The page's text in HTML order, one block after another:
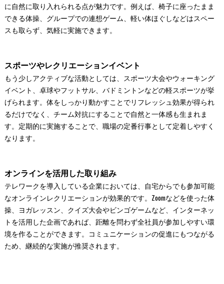
に自然に取り入れられる点が魅力です。例えば、椅子に座ったまま
できる体操、グループでの連想ゲーム、軽い体ほぐしなどはスペー
スも取らず、気軽に実施できます。
スポーツやレクリエーションイベント
もう少しアクティブな活動としては、スポーツ大会やウォーキング
イベント、卓球やフットサル、バドミントンなどの軽スポーツが挙
げられます。体をしっかり動かすことでリフレッシュ効果が得られ
るだけでなく、チーム対抗にすることで自然と一体感も生まれま
す。定期的に実施することで、職場の定番行事として定着しやすく
なります。
オンラインを活用した取り組み
テレワークを導入している企業においては、自宅からでも参加可能
なオンラインレクリエーションが効果的です。Zoomなどを使った体
操、ヨガレッスン、クイズ大会やビンゴゲームなど、インターネッ
トを活用した企画であれば、距離を問わず全社員が参加しやすい環
境を作ることができます。コミュニケーションの促進にもつながる
ため、継続的な実施が推奨されます。